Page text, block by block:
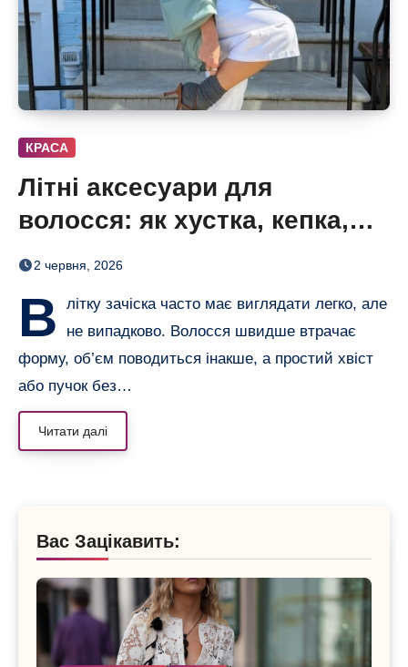
КРАСА
Літні аксесуари для
волосся: як хустка, кепка,
заколка і капелюх змінюють
2 червня, 2026
В
літку зачіска часто має виглядати легко, але
не випадково. Волосся швидше втрачає
форму, об’єм поводиться інакше, а простий хвіст
або пучок без…
Читати далі
Вас Зацікавить: